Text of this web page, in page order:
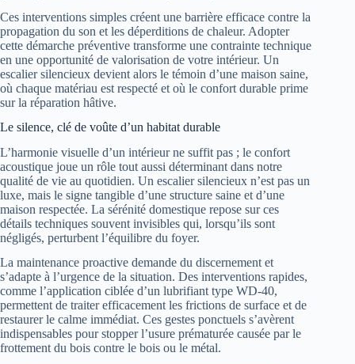
Ces interventions simples créent une barrière efficace contre la
propagation du son et les déperditions de chaleur. Adopter
cette démarche préventive transforme une contrainte technique
en une opportunité de valorisation de votre intérieur. Un
escalier silencieux devient alors le témoin d’une maison saine,
où chaque matériau est respecté et où le confort durable prime
sur la réparation hâtive.
Le silence, clé de voûte d’un habitat durable
L’harmonie visuelle d’un intérieur ne suffit pas ; le confort
acoustique joue un rôle tout aussi déterminant dans notre
qualité de vie au quotidien. Un escalier silencieux n’est pas un
luxe, mais le signe tangible d’une structure saine et d’une
maison respectée. La sérénité domestique repose sur ces
détails techniques souvent invisibles qui, lorsqu’ils sont
négligés, perturbent l’équilibre du foyer.
La maintenance proactive demande du discernement et
s’adapte à l’urgence de la situation. Des interventions rapides,
comme l’application ciblée d’un lubrifiant type WD-40,
permettent de traiter efficacement les frictions de surface et de
restaurer le calme immédiat. Ces gestes ponctuels s’avèrent
indispensables pour stopper l’usure prématurée causée par le
frottement du bois contre le bois ou le métal.